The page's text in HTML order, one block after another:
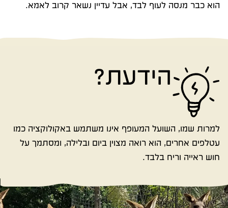
הוא כבר מנסה לעוף לבד, אבל עדיין נשאר קרוב לאמא.
הידעת?
למרות שמו, השועל המעופף אינו משתמש באקולוקציה כמו
עטלפים אחרים, הוא רואה מצוין ביום ובלילה, ומסתמך על
חוש ראייה וריח בלבד.